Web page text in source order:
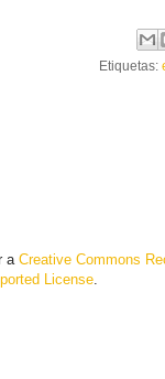
Etiquetas:
a Creative Commons
License.